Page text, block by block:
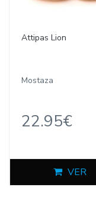
Attipas Lion
Mostaza
22.95€
VER